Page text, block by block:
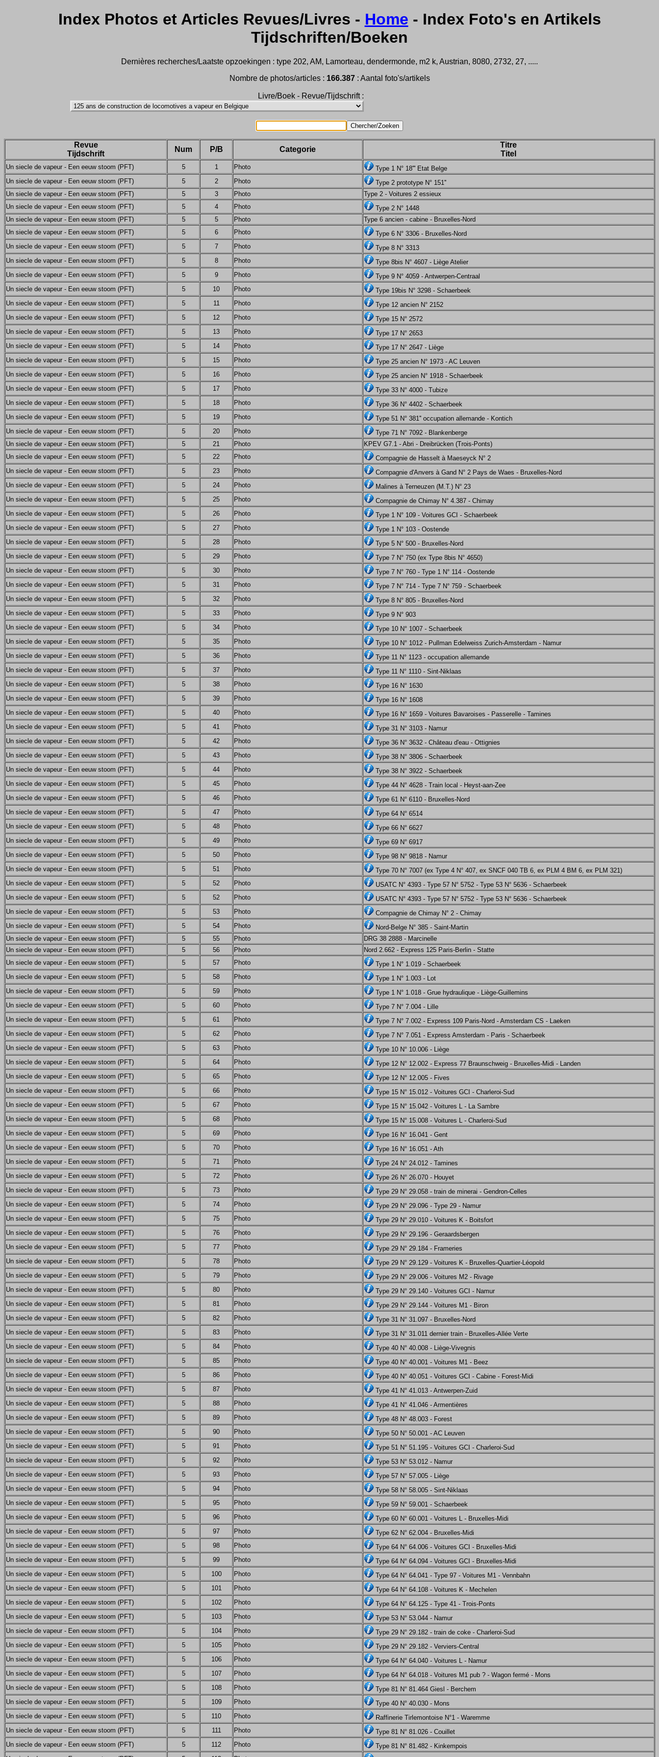
Index Photos et Articles Revues/Livres - Home - Index Foto's en Artikels
Tijdschriften/Boeken
Dernières recherches/Laatste opzoekingen : type 202, AM, Lamorteau, dendermonde, m2 k, Austrian, 8080, 2732, 27, .....
Nombre de photos/articles : 166.387: Aantal foto's/artikels
Livre/Boek - Revue/Tijdschrift :
Revue
Tijdschrift
Num P/B Categorie
Titre
Titel
Un siecle de vapeur - Een eeuw stoom (PFT) 5 1 Photo
Type 1 N° 18''' Etat Belge
Un siecle de vapeur - Een eeuw stoom (PFT)
5 2 Photo
Type 2 prototype N° 151''
Un siecle de vapeur - Een eeuw stoom (PFT)
5 3 Photo
Type 2 - Voitures 2 essieux
Un siecle de vapeur - Een eeuw stoom (PFT)
5 4 Photo
Type 2 N° 1448
Un siecle de vapeur - Een eeuw stoom (PFT)
5 5 Photo
Type 6 ancien - cabine - Bruxelles-Nord
Un siecle de vapeur - Een eeuw stoom (PFT)
5 6 Photo
Type 6 N° 3306 - Bruxelles-Nord
Un siecle de vapeur - Een eeuw stoom (PFT)
5 7 Photo
Type 8 N° 3313
Un siecle de vapeur - Een eeuw stoom (PFT)
5 8 Photo
Type 8bis N° 4607 - Liège Atelier
Un siecle de vapeur - Een eeuw stoom (PFT)
5 9 Photo
Type 9 N° 4059 - Antwerpen-Centraal
Un siecle de vapeur - Een eeuw stoom (PFT)
5 10 Photo
Type 19bis N° 3298 - Schaerbeek
Un siecle de vapeur - Een eeuw stoom (PFT)
5 11 Photo
Type 12 ancien N° 2152
Un siecle de vapeur - Een eeuw stoom (PFT)
5 12 Photo
Type 15 N° 2572
Un siecle de vapeur - Een eeuw stoom (PFT)
5 13 Photo
Type 17 N° 2653
Un siecle de vapeur - Een eeuw stoom (PFT)
5 14 Photo
Type 17 N° 2647 - Liège
Un siecle de vapeur - Een eeuw stoom (PFT)
5 15 Photo
Type 25 ancien N° 1973 - AC Leuven
Un siecle de vapeur - Een eeuw stoom (PFT)
5 16 Photo
Type 25 ancien N° 1918 - Schaerbeek
Un siecle de vapeur - Een eeuw stoom (PFT)
5 17 Photo
Type 33 N° 4000 - Tubize
Un siecle de vapeur - Een eeuw stoom (PFT)
5 18 Photo
Type 36 N° 4402 - Schaerbeek
Un siecle de vapeur - Een eeuw stoom (PFT)
5 19 Photo
Type 51 N° 381'' occupation allemande - Kontich
Un siecle de vapeur - Een eeuw stoom (PFT)
5 20 Photo
Type 71 N° 7092 - Blankenberge
Un siecle de vapeur - Een eeuw stoom (PFT)
5 21 Photo
KPEV G7.1 - Abri - Dreibrücken (Trois-Ponts)
Un siecle de vapeur - Een eeuw stoom (PFT)
5 22 Photo
Compagnie de Hasselt à Maeseyck N° 2
Un siecle de vapeur - Een eeuw stoom (PFT)
5 23 Photo
Compagnie d'Anvers à Gand N° 2 Pays de Waes - Bruxelles-Nord
Un siecle de vapeur - Een eeuw stoom (PFT)
5 24 Photo
Malines à Terneuzen (M.T.) N° 23
Un siecle de vapeur - Een eeuw stoom (PFT)
5 25 Photo
Compagnie de Chimay N° 4.387 - Chimay
Un siecle de vapeur - Een eeuw stoom (PFT)
5 26 Photo
Type 1 N° 109 - Voitures GCI - Schaerbeek
Un siecle de vapeur - Een eeuw stoom (PFT)
5 27 Photo
Type 1 N° 103 - Oostende
Un siecle de vapeur - Een eeuw stoom (PFT)
5 28 Photo
Type 5 N° 500 - Bruxelles-Nord
Un siecle de vapeur - Een eeuw stoom (PFT)
5 29 Photo
Type 7 N° 750 (ex Type 8bis N° 4650)
Un siecle de vapeur - Een eeuw stoom (PFT)
5 30 Photo
Type 7 N° 760 - Type 1 N° 114 - Oostende
Un siecle de vapeur - Een eeuw stoom (PFT)
5 31 Photo
Type 7 N° 714 - Type 7 N° 759 - Schaerbeek
Un siecle de vapeur - Een eeuw stoom (PFT)
5 32 Photo
Type 8 N° 805 - Bruxelles-Nord
Un siecle de vapeur - Een eeuw stoom (PFT)
5 33 Photo
Type 9 N° 903
Un siecle de vapeur - Een eeuw stoom (PFT)
5 34 Photo
Type 10 N° 1007 - Schaerbeek
Un siecle de vapeur - Een eeuw stoom (PFT)
5 35 Photo
Type 10 N° 1012 - Pullman Edelweiss Zurich-Amsterdam - Namur
Un siecle de vapeur - Een eeuw stoom (PFT)
5 36 Photo
Type 11 N° 1123 - occupation allemande
Un siecle de vapeur - Een eeuw stoom (PFT)
5 37 Photo
Type 11 N° 1110 - Sint-Niklaas
Un siecle de vapeur - Een eeuw stoom (PFT)
5 38 Photo
Type 16 N° 1630
Un siecle de vapeur - Een eeuw stoom (PFT)
5 39 Photo
Type 16 N° 1608
Un siecle de vapeur - Een eeuw stoom (PFT)
5 40 Photo
Type 16 N° 1659 - Voitures Bavaroises - Passerelle - Tamines
Un siecle de vapeur - Een eeuw stoom (PFT)
5 41 Photo
Type 31 N° 3103 - Namur
Un siecle de vapeur - Een eeuw stoom (PFT)
5 42 Photo
Type 36 N° 3632 - Château d'eau - Ottignies
Un siecle de vapeur - Een eeuw stoom (PFT)
5 43 Photo
Type 38 N° 3806 - Schaerbeek
Un siecle de vapeur - Een eeuw stoom (PFT)
5 44 Photo
Type 38 N° 3922 - Schaerbeek
Un siecle de vapeur - Een eeuw stoom (PFT)
5 45 Photo
Type 44 N° 4628 - Train local - Heyst-aan-Zee
Un siecle de vapeur - Een eeuw stoom (PFT)
5 46 Photo
Type 61 N° 6110 - Bruxelles-Nord
Un siecle de vapeur - Een eeuw stoom (PFT)
5 47 Photo
Type 64 N° 6514
Un siecle de vapeur - Een eeuw stoom (PFT)
5 48 Photo
Type 66 N° 6627
Un siecle de vapeur - Een eeuw stoom (PFT)
5 49 Photo
Type 69 N° 6917
Un siecle de vapeur - Een eeuw stoom (PFT)
5 50 Photo
Type 98 N° 9818 - Namur
Un siecle de vapeur - Een eeuw stoom (PFT)
5 51 Photo
Type 70 N° 7007 (ex Type 4 N° 407, ex SNCF 040 TB 6, ex PLM 4 BM 6, ex PLM 321)
Un siecle de vapeur - Een eeuw stoom (PFT)
5 52 Photo
USATC N° 4393 - Type 57 N° 5752 - Type 53 N° 5636 - Schaerbeek
Un siecle de vapeur - Een eeuw stoom (PFT)
5 52 Photo
USATC N° 4393 - Type 57 N° 5752 - Type 53 N° 5636 - Schaerbeek
Un siecle de vapeur - Een eeuw stoom (PFT)
5 53 Photo
Compagnie de Chimay N° 2 - Chimay
Un siecle de vapeur - Een eeuw stoom (PFT)
5 54 Photo
Nord-Belge N° 385 - Saint-Martin
Un siecle de vapeur - Een eeuw stoom (PFT)
5 55 Photo
DRG 38 2888 - Marcinelle
Un siecle de vapeur - Een eeuw stoom (PFT)
5 56 Photo
Nord 2.662 - Express 125 Paris-Berlin - Statte
Un siecle de vapeur - Een eeuw stoom (PFT)
5 57 Photo
Type 1 N° 1.019 - Schaerbeek
Un siecle de vapeur - Een eeuw stoom (PFT)
5 58 Photo
Type 1 N° 1.003 - Lot
Un siecle de vapeur - Een eeuw stoom (PFT)
5 59 Photo
Type 1 N° 1.018 - Grue hydraulique - Liège-Guillemins
Un siecle de vapeur - Een eeuw stoom (PFT)
5 60 Photo
Type 7 N° 7.004 - Lille
Un siecle de vapeur - Een eeuw stoom (PFT)
5 61 Photo
Type 7 N° 7.002 - Express 109 Paris-Nord - Amsterdam CS - Laeken
Un siecle de vapeur - Een eeuw stoom (PFT)
5 62 Photo
Type 7 N° 7.051 - Express Amsterdam - Paris - Schaerbeek
Un siecle de vapeur - Een eeuw stoom (PFT)
5 63 Photo
Type 10 N° 10.006 - Liège
Un siecle de vapeur - Een eeuw stoom (PFT)
5 64 Photo
Type 12 N° 12.002 - Express 77 Braunschweig - Bruxelles-Midi - Landen
Un siecle de vapeur - Een eeuw stoom (PFT)
5 65 Photo
Type 12 N° 12.005 - Fives
Un siecle de vapeur - Een eeuw stoom (PFT)
5 66 Photo
Type 15 N° 15.012 - Voitures GCI - Charleroi-Sud
Un siecle de vapeur - Een eeuw stoom (PFT)
5 67 Photo
Type 15 N° 15.042 - Voitures L - La Sambre
Un siecle de vapeur - Een eeuw stoom (PFT)
5 68 Photo
Type 15 N° 15.008 - Voitures L - Charleroi-Sud
Un siecle de vapeur - Een eeuw stoom (PFT)
5 69 Photo
Type 16 N° 16.041 - Gent
Un siecle de vapeur - Een eeuw stoom (PFT)
5 70 Photo
Type 16 N° 16.051 - Ath
Un siecle de vapeur - Een eeuw stoom (PFT)
5 71 Photo
Type 24 N° 24.012 - Tamines
Un siecle de vapeur - Een eeuw stoom (PFT)
5 72 Photo
Type 26 N° 26.070 - Houyet
Un siecle de vapeur - Een eeuw stoom (PFT)
5 73 Photo
Type 29 N° 29.058 - train de minerai - Gendron-Celles
Un siecle de vapeur - Een eeuw stoom (PFT)
5 74 Photo
Type 29 N° 29.096 - Type 29 - Namur
Un siecle de vapeur - Een eeuw stoom (PFT)
5 75 Photo
Type 29 N° 29.010 - Voitures K - Boitsfort
Un siecle de vapeur - Een eeuw stoom (PFT)
5 76 Photo
Type 29 N° 29.196 - Geraardsbergen
Un siecle de vapeur - Een eeuw stoom (PFT)
5 77 Photo
Type 29 N° 29.184 - Frameries
Un siecle de vapeur - Een eeuw stoom (PFT)
5 78 Photo
Type 29 N° 29.129 - Voitures K - Bruxelles-Quartier-Léopold
Un siecle de vapeur - Een eeuw stoom (PFT)
5 79 Photo
Type 29 N° 29.006 - Voitures M2 - Rivage
Un siecle de vapeur - Een eeuw stoom (PFT)
5 80 Photo
Type 29 N° 29.140 - Voitures GCI - Namur
Un siecle de vapeur - Een eeuw stoom (PFT)
5 81 Photo
Type 29 N° 29.144 - Voitures M1 - Biron
Un siecle de vapeur - Een eeuw stoom (PFT)
5 82 Photo
Type 31 N° 31.097 - Bruxelles-Nord
Un siecle de vapeur - Een eeuw stoom (PFT)
5 83 Photo
Type 31 N° 31.011 dernier train - Bruxelles-Allée Verte
Un siecle de vapeur - Een eeuw stoom (PFT)
5 84 Photo
Type 40 N° 40.008 - Liège-Vivegnis
Un siecle de vapeur - Een eeuw stoom (PFT)
5 85 Photo
Type 40 N° 40.001 - Voitures M1 - Beez
Un siecle de vapeur - Een eeuw stoom (PFT)
5 86 Photo
Type 40 N° 40.051 - Voitures GCI - Cabine - Forest-Midi
Un siecle de vapeur - Een eeuw stoom (PFT)
5 87 Photo
Type 41 N° 41.013 - Antwerpen-Zuid
Un siecle de vapeur - Een eeuw stoom (PFT)
5 88 Photo
Type 41 N° 41.046 - Armentières
Un siecle de vapeur - Een eeuw stoom (PFT)
5 89 Photo
Type 48 N° 48.003 - Forest
Un siecle de vapeur - Een eeuw stoom (PFT)
5 90 Photo
Type 50 N° 50.001 - AC Leuven
Un siecle de vapeur - Een eeuw stoom (PFT)
5 91 Photo
Type 51 N° 51.195 - Voitures GCI - Charleroi-Sud
Un siecle de vapeur - Een eeuw stoom (PFT)
5 92 Photo
Type 53 N° 53.012 - Namur
Un siecle de vapeur - Een eeuw stoom (PFT)
5 93 Photo
Type 57 N° 57.005 - Liège
Un siecle de vapeur - Een eeuw stoom (PFT)
5 94 Photo
Type 58 N° 58.005 - Sint-Niklaas
Un siecle de vapeur - Een eeuw stoom (PFT)
5 95 Photo
Type 59 N° 59.001 - Schaerbeek
Un siecle de vapeur - Een eeuw stoom (PFT)
5 96 Photo
Type 60 N° 60.001 - Voitures L - Bruxelles-Midi
Un siecle de vapeur - Een eeuw stoom (PFT)
5 97 Photo
Type 62 N° 62.004 - Bruxelles-Midi
Un siecle de vapeur - Een eeuw stoom (PFT)
5 98 Photo
Type 64 N° 64.006 - Voitures GCI - Bruxelles-Midi
Un siecle de vapeur - Een eeuw stoom (PFT)
5 99 Photo
Type 64 N° 64.094 - Voitures GCI - Bruxelles-Midi
Un siecle de vapeur - Een eeuw stoom (PFT)
5 100 Photo
Type 64 N° 64.041 - Type 97 - Voitures M1 - Vennbahn
Un siecle de vapeur - Een eeuw stoom (PFT)
5 101 Photo
Type 64 N° 64.108 - Voitures K - Mechelen
Un siecle de vapeur - Een eeuw stoom (PFT)
5 102 Photo
Type 64 N° 64.125 - Type 41 - Trois-Ponts
Un siecle de vapeur - Een eeuw stoom (PFT)
5 103 Photo
Type 53 N° 53.044 - Namur
Un siecle de vapeur - Een eeuw stoom (PFT)
5 104 Photo
Type 29 N° 29.182 - train de coke - Charleroi-Sud
Un siecle de vapeur - Een eeuw stoom (PFT)
5 105 Photo
Type 29 N° 29.182 - Verviers-Central
Un siecle de vapeur - Een eeuw stoom (PFT)
5 106 Photo
Type 64 N° 64.040 - Voitures L - Namur
Un siecle de vapeur - Een eeuw stoom (PFT)
5 107 Photo
Type 64 N° 64.018 - Voitures M1 pub ? - Wagon fermé - Mons
Un siecle de vapeur - Een eeuw stoom (PFT)
5 108 Photo
Type 81 N° 81.464 Giesl - Berchem
Un siecle de vapeur - Een eeuw stoom (PFT)
5 109 Photo
Type 40 N° 40.030 - Mons
Un siecle de vapeur - Een eeuw stoom (PFT)
5 110 Photo
Raffinerie Tirlemontoise N°1 - Waremme
Un siecle de vapeur - Een eeuw stoom (PFT)
5 111 Photo
Type 81 N° 81.026 - Couillet
Un siecle de vapeur - Een eeuw stoom (PFT)
5 112 Photo
Type 81 N° 81.482 - Kinkempois